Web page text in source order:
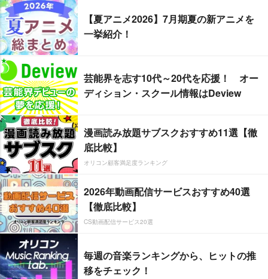
【夏アニメ2026】7月期夏の新アニメを
一挙紹介！
芸能界を志す10代～20代を応援！ オー
ディション・スクール情報はDeview
漫画読み放題サブスクおすすめ11選【徹
底比較】
オリコン顧客満足度ランキング
2026年動画配信サービスおすすめ40選
【徹底比較】
CS動画配信サービス20選
毎週の音楽ランキングから、ヒットの推
移をチェック！